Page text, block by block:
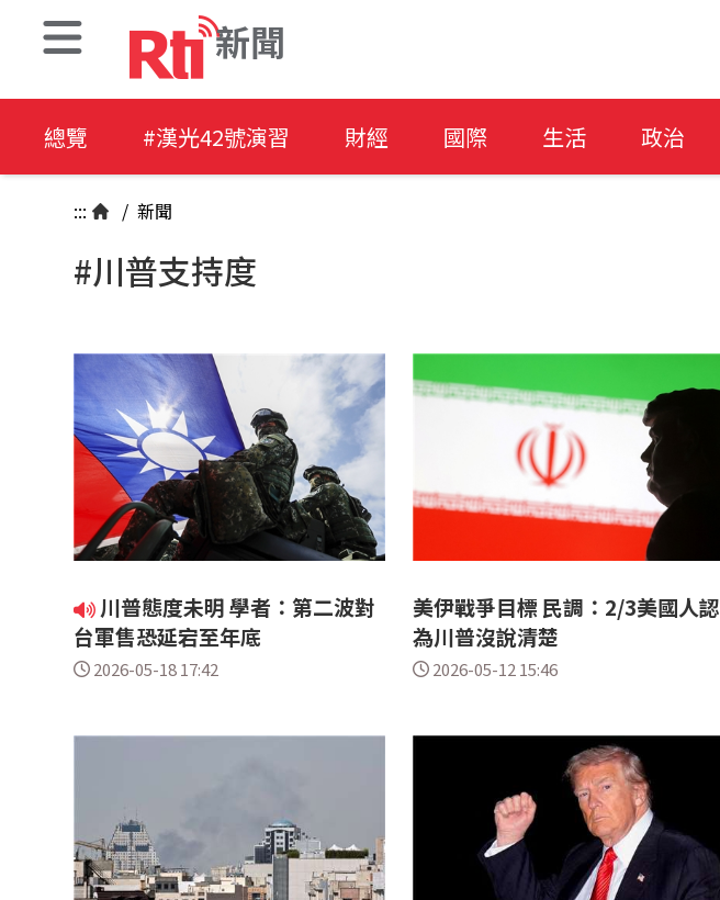
新聞
總覽 #漢光42號演習 財經 國際 生活 政治
::: / 新聞
#川普支持度
川普態度未明 學者：第二波對
台軍售恐延宕至年底
2026-05-18 17:42
美伊戰爭目標 民調：2/3美國人認
為川普沒說清楚
2026-05-12 15:46